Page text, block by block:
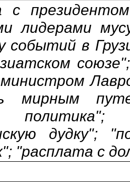
с
лидерами
событий в
министром
мирным
дудку";
"расплата с